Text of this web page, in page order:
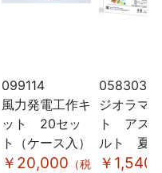
099114
風力発電工作キ
ット 20セッ
ト（ケース入）
￥20,000 （税
058303
ジオラマ
ト アス
ルト 夏
￥1,540